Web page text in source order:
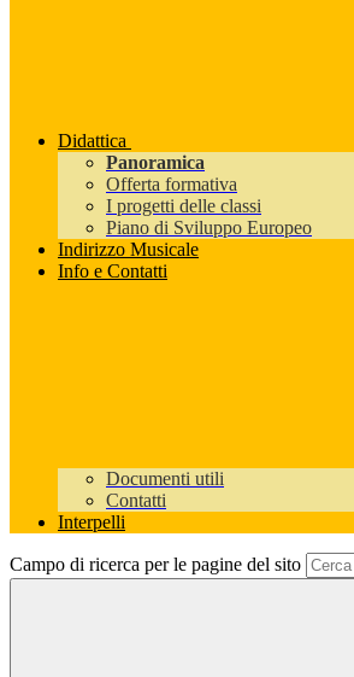
Didattica
Panoramica
Offerta formativa
I progetti delle classi
Piano di Sviluppo Europeo
Indirizzo Musicale
Info e Contatti
Documenti utili
Contatti
Interpelli
Campo di ricerca per le pagine del sito